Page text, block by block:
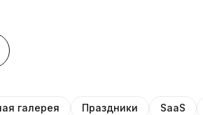
галерея Праздники SaaS